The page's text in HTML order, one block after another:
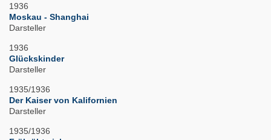
1936
Moskau - Shanghai
Darsteller
1936
Glückskinder
Darsteller
1935/1936
Der Kaiser von Kalifornien
Darsteller
1935/1936